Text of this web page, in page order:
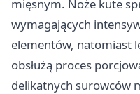
mięsnym. Noże kute
wymagających
elementów, natomiast
obsłużą proces
delikatnych surowców